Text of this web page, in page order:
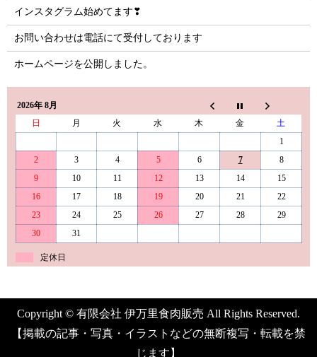
インスタグラム始めてます❣
お問い合わせは電話にて受付しております
ホームページを公開しました。
2026年 8月
日
月 火 水 木 金
土
1
2
3 4 5 6 7
8
9
10 11 12 13 14
15
16
17 18 19 20 21
22
23
24 25 26 27 28
29
30
31
定休日
Copyright © 有限会社 伊万里食肉販売 All Rights Reserved.
【掲載の記事・写真・イラストなどの無断複写・転載を禁
じます】